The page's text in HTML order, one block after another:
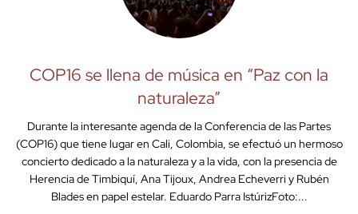
COP16 se llena de música en “Paz con la
naturaleza”
Durante la interesante agenda de la Conferencia de las Partes
(COP16) que tiene lugar en Cali, Colombia, se efectuó un hermoso
concierto dedicado a la naturaleza y a la vida, con la presencia de
Herencia de Timbiquí, Ana Tijoux, Andrea Echeverri y Rubén
Blades en papel estelar. Eduardo Parra IstúrizFoto:...